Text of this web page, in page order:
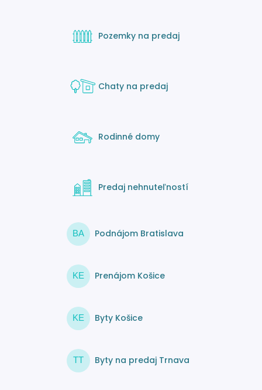
Pozemky na predaj
Chaty na predaj
Rodinné domy
Predaj nehnuteľností
BA Podnájom Bratislava
KE Prenájom Košice
KE Byty Košice
TT Byty na predaj Trnava